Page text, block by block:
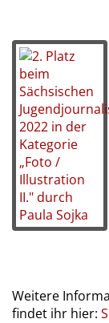
Weitere
findet ihr hier: